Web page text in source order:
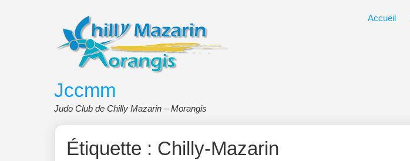
Jccmm
Judo Club de Chilly Mazarin – Morangis
Accueil
Étiquette : Chilly-Mazarin